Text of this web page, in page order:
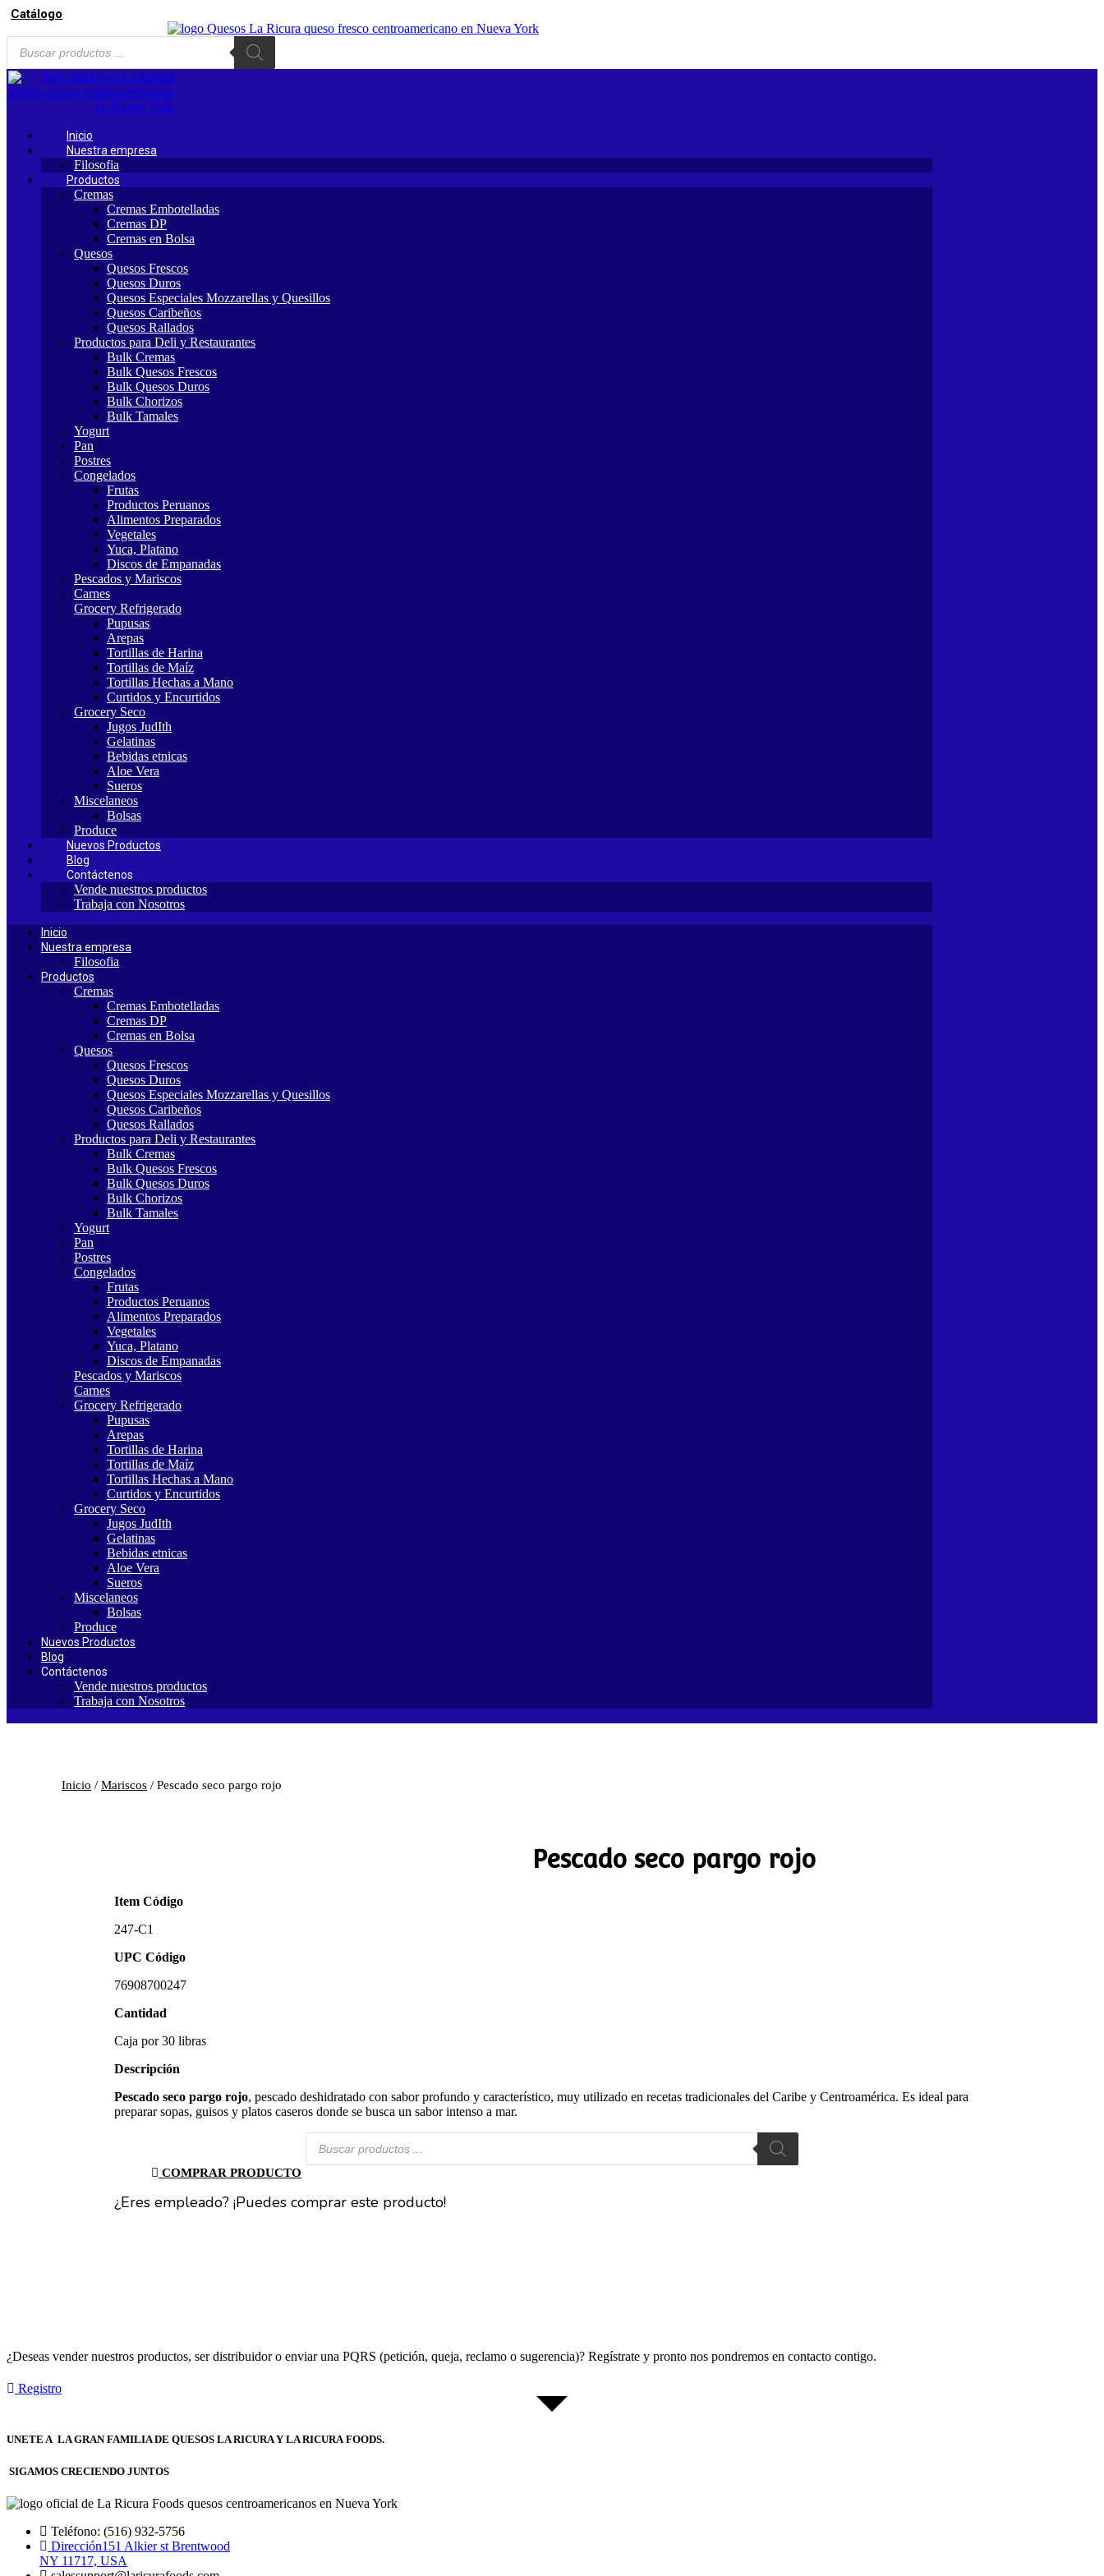
Ir
contenido
Catálogo
Búsqueda
productos
Inicio
Nuestra empresa
Filosofia
Productos
Cremas
Cremas Embotelladas
Cremas DP
Cremas en Bolsa
Quesos
Quesos Frescos
Quesos Duros
Quesos Especiales Mozzarellas y Quesillos
Quesos Caribeños
Quesos Rallados
Productos para Deli y Restaurantes
Bulk Cremas
Bulk Quesos Frescos
Bulk Quesos Duros
Bulk Chorizos
Bulk Tamales
Yogurt
Pan
Postres
Congelados
Frutas
Productos Peruanos
Alimentos Preparados
Vegetales
Yuca, Platano
Discos de Empanadas
Pescados y Mariscos
Carnes
Grocery Refrigerado
Pupusas
Arepas
Tortillas de Harina
Tortillas de Maíz
Tortillas Hechas a Mano
Curtidos y Encurtidos
Grocery Seco
Jugos JudIth
Gelatinas
Bebidas etnicas
Aloe Vera
Sueros
Miscelaneos
Bolsas
Produce
Nuevos Productos
Blog
Contáctenos
Vende nuestros productos
Trabaja con Nosotros
Inicio
Nuestra empresa
Filosofia
Productos
Cremas
Cremas Embotelladas
Cremas DP
Cremas en Bolsa
Quesos
Quesos Frescos
Quesos Duros
Quesos Especiales Mozzarellas y Quesillos
Quesos Caribeños
Quesos Rallados
Productos para Deli y Restaurantes
Bulk Cremas
Bulk Quesos Frescos
Bulk Quesos Duros
Bulk Chorizos
Bulk Tamales
Yogurt
Pan
Postres
Congelados
Frutas
Productos Peruanos
Alimentos Preparados
Vegetales
Yuca, Platano
Discos de Empanadas
Pescados y Mariscos
Carnes
Grocery Refrigerado
Pupusas
Arepas
Tortillas de Harina
Tortillas de Maíz
Tortillas Hechas a Mano
Curtidos y Encurtidos
Grocery Seco
Jugos JudIth
Gelatinas
Bebidas etnicas
Aloe Vera
Sueros
Miscelaneos
Bolsas
Produce
Nuevos Productos
Blog
Contáctenos
Vende nuestros productos
Trabaja con Nosotros
Inicio / Mariscos / Pescado seco pargo rojo
Pescado seco pargo rojo
Item Código
247-C1
UPC Código
76908700247
Cantidad
Caja por 30 libras
Descripción
Pescado seco pargo rojo, pescado deshidratado con sabor profundo y característico, muy utilizado en recetas tradicionales del Caribe y Centroamérica. Es ideal para
preparar sopas, guisos y platos caseros donde se busca un sabor intenso a mar.
Búsqueda
productos
COMPRAR PRODUCTO
¿Eres empleado? ¡Puedes comprar este producto!
¿Deseas vender nuestros productos, ser distribuidor o enviar una PQRS (petición, queja, reclamo o sugerencia)? Regístrate y pronto nos pondremos en contacto contigo.
Registro
UNETE A LA GRAN FAMILIA DE QUESOS LA RICURA Y LA RICURA FOODS.
SIGAMOS CRECIENDO JUNTOS
Teléfono: (516) 932-5756
Dirección151 Alkier st Brentwood
NY 11717, USA